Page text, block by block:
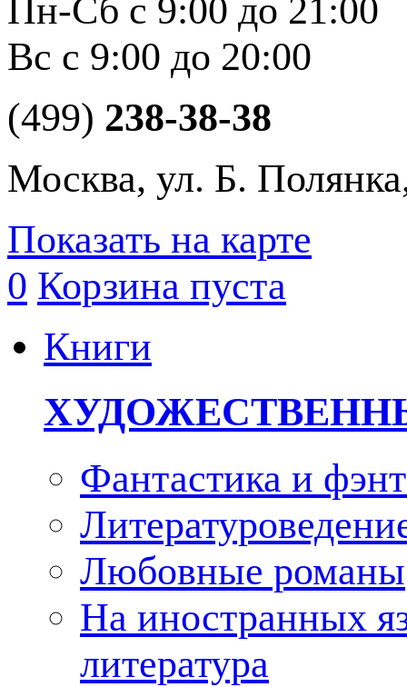
Пн-Сб с 9:00 до 21:00
Вс с 9:00 до 20:00
(499) 238-38-38
Москва, ул. Б.
Показать на карте
0 Корзина пуста
Книги
Фантастика и
Любовные романы
На иностранных
литература